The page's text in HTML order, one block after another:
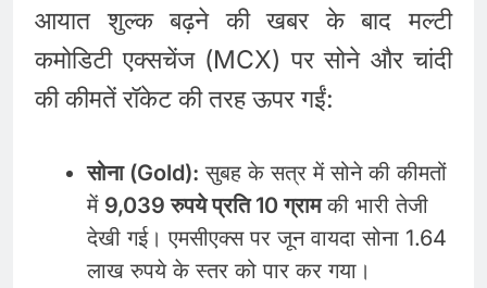
आयात शुल्क बढ़ने की खबर के बाद मल्टी
कमोडिटी एक्सचेंज (MCX) पर सोने और चांदी
की कीमतें रॉकेट की तरह ऊपर गईं:
सोना (Gold): सुबह के सत्र में सोने की कीमतों
में 9,039 रुपये प्रति 10 ग्रामकी भारी तेजी
देखी गई। एमसीएक्स पर जून वायदा सोना 1.64
लाख रुपये के स्तर को पार कर गया।